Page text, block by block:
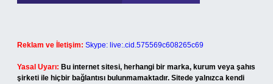
Reklam ve İletişim: Skype: live:.cid.575569c608265c69
Yasal Uyarı: Bu internet sitesi, herhangi bir marka, kurum veya şahıs
şirketi ile hiçbir bağlantısı bulunmamaktadır. Sitede yalnızca kendi